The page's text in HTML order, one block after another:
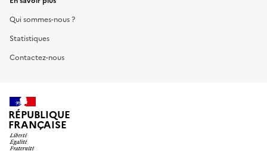
Qui sommes-nous ?
Statistiques
Contactez-nous
RÉPUBLIQUE
FRANÇAISE